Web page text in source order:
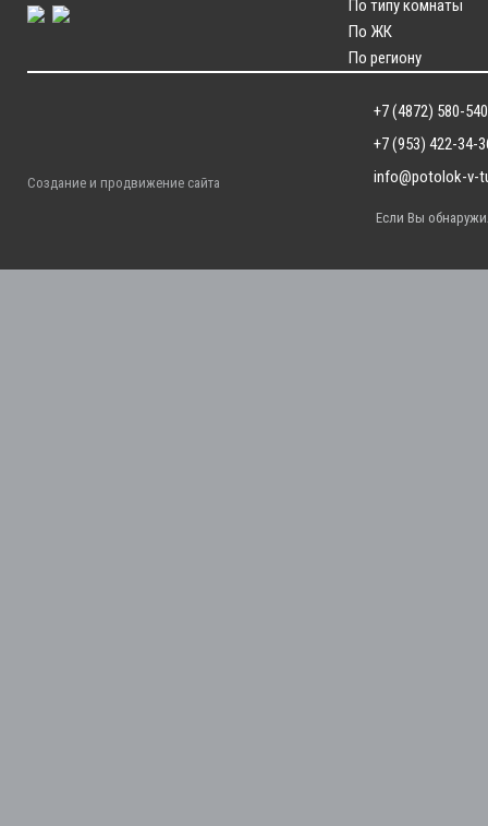
По типу комнаты
По ЖК
По региону
Создание и продвижение сайта
+7 (4872) 580-540
+7 (953) 422-34-
info@potolok-v-
Если Вы